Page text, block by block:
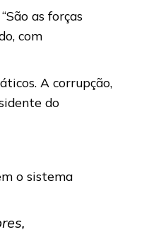
as forças
com
A corrupção,
do
o sistema